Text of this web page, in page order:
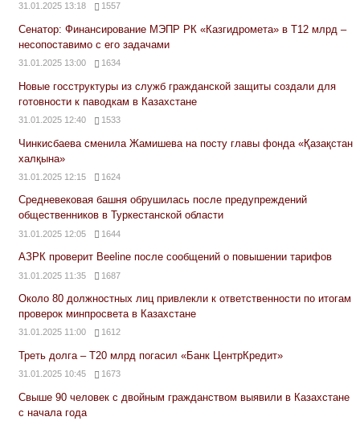
31.01.2025 13:18 1557
Сенатор: Финансирование МЭПР РК «Казгидромета» в Т12 млрд –
несопоставимо с его задачами
31.01.2025 13:00 1634
Новые госструктуры из служб гражданской защиты создали для
готовности к паводкам в Казахстане
31.01.2025 12:40 1533
Чинкисбаева сменила Жамишева на посту главы фонда «Қазақстан
халқына»
31.01.2025 12:15 1624
Средневековая башня обрушилась после предупреждений
общественников в Туркестанской области
31.01.2025 12:05 1644
АЗРК проверит Beeline после сообщений о повышении тарифов
31.01.2025 11:35 1687
Около 80 должностных лиц привлекли к ответственности по итогам
проверок минпросвета в Казахстане
31.01.2025 11:00 1612
Треть долга – Т20 млрд погасил «Банк ЦентрКредит»
31.01.2025 10:45 1673
Свыше 90 человек с двойным гражданством выявили в Казахстане
с начала года